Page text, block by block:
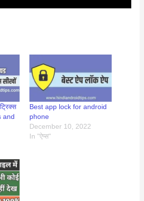
and
Best app lock for android
phone
December 10, 2022
In "ऐप्स"